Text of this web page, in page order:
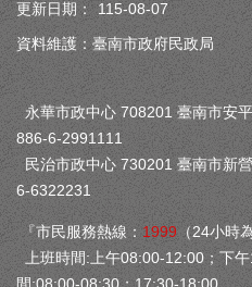
更新日期：
115-08-07
資料維護：臺南市政府民政局
永華市政中心 708201 臺南市安
886-6-2991111
民治市政中心 730201 臺南市
6-6322231
『市民服務熱線： 1999 （24小時
上班時間:上午08:00-12:00；下